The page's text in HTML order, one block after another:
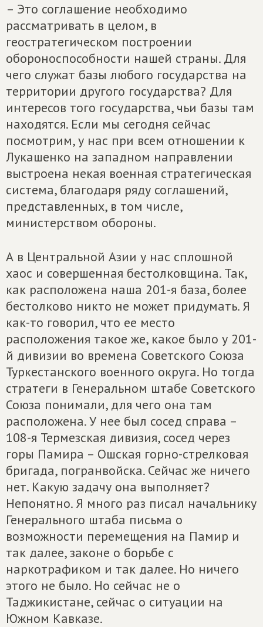
– Это соглашение необходимо
рассматривать в целом, в
геостратегическом построении
обороноспособности нашей страны. Для
чего служат базы любого государства на
территории другого государства? Для
интересов того государства, чьи базы там
находятся. Если мы сегодня сейчас
посмотрим, у нас при всем отношении к
Лукашенко на западном направлении
выстроена некая военная стратегическая
система, благодаря ряду соглашений,
представленных, в том числе,
министерством обороны.
А в Центральной Азии у нас сплошной
хаос и совершенная бестолковщина. Так,
как расположена наша 201-я база, более
бестолково никто не может придумать. Я
как-то говорил, что ее место
расположения такое же, какое было у 201-
й дивизии во времена Советского Союза
Туркестанского военного округа. Но тогда
стратеги в Генеральном штабе Советского
Союза понимали, для чего она там
расположена. У нее был сосед справа –
108-я Термезская дивизия, сосед через
горы Памира – Ошская горно-стрелковая
бригада, погранвойска. Сейчас же ничего
нет. Какую задачу она выполняет?
Непонятно. Я много раз писал начальнику
Генерального штаба письма о
возможности перемещения на Памир и
так далее, законе о борьбе с
наркотрафиком и так далее. Но ничего
этого не было. Но сейчас не о
Таджикистане, сейчас о ситуации на
Южном Кавказе.